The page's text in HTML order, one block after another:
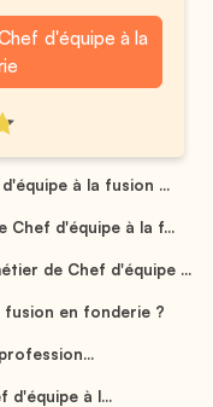
d'équipe à la
à la fusion ...
Chef d'équipe à la f...
de Chef d'équipe ...
fusion en fonderie ?
d'équipe à l...